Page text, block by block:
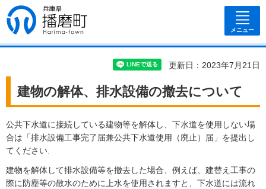
兵庫県 播磨
町
メニュー
更新日：2023年7月21日
建物の解体、排水設備の撤去について
公共下水道に接続している建物等を解体し、下水道を使用しない場
合は「排水設備工事完了届兼公共下水道使用（廃止）届」を提出し
てください.
建物を解体して排水設備等を撤去した場合、例えば、建替え工事の
際に防塵等の散水のために上水を使用されますと、下水道には流れ